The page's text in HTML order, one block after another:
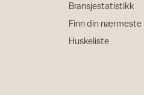
Bransjestatistikk
Finn din nærmeste
Huskeliste